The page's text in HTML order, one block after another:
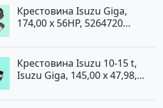
Крестовина Isuzu Giga,
174,00 x 56HP, 5264720
Крестовина Isuzu 10-15 t,
Isuzu Giga, 145,00 x 47,98,